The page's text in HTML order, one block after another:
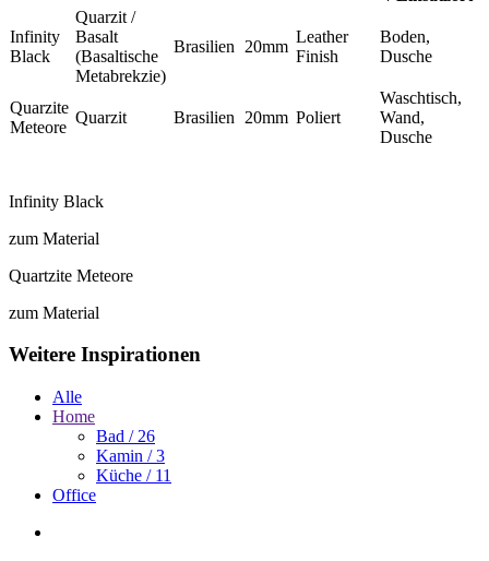
Infinity
Black
Quarzit /
Basalt
(Basaltische
Metabrekzie)
Brasilien 20mm
Leather
Finish
Boden,
Dusche
Quarzite
Meteore
Quarzit Brasilien 20mm Poliert
Waschtisch,
Wand,
Dusche
Infinity Black
zum Material
Quartzite Meteore
zum Material
Weitere Inspirationen
Alle
Home
Bad / 26
Kamin / 3
Küche / 11
Office